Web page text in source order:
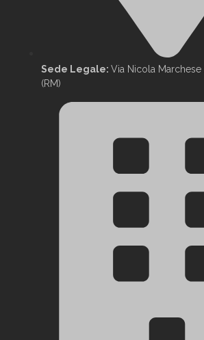
Sede Legale: Via Nicola Marchese
(RM)